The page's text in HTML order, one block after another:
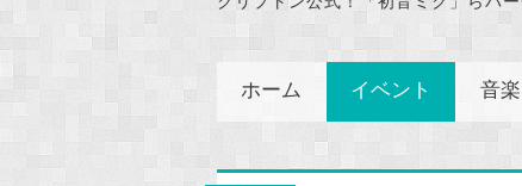
ホーム イベント 音楽